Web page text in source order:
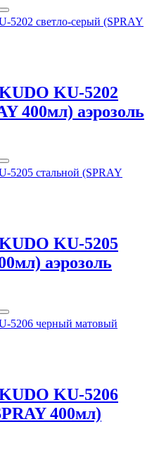
KU-5202
400мл) аэрозоль
KU-5205
аэрозоль
KU-5206
400мл)